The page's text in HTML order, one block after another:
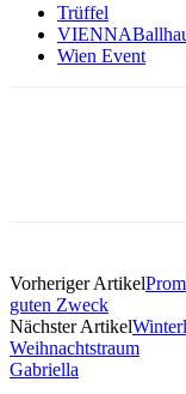
Trüffel
Wien Event
Vorheriger Artikel
guten Zweck
Nächster Artikel
Weihnachtstraum
Gabriella